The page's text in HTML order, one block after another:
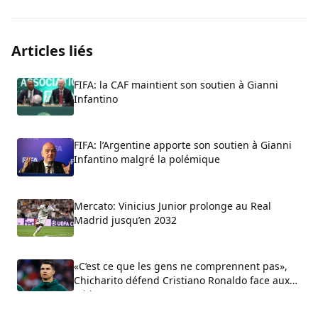
Articles liés
FIFA: la CAF maintient son soutien à Gianni
Infantino
FIFA: l’Argentine apporte son soutien à Gianni
Infantino malgré la polémique
Mercato: Vinicius Junior prolonge au Real
Madrid jusqu’en 2032
«C’est ce que les gens ne comprennent pas»,
Chicharito défend Cristiano Ronaldo face aux
critiques sur son arrogance